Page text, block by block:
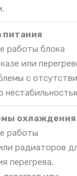
питания
работы блока
или
с
охлаждения
работы
радиаторов
перегрева.